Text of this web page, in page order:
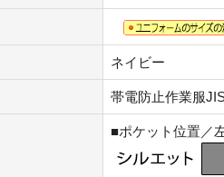
ネイビー
帯電防止作業服
■ポケット位置／